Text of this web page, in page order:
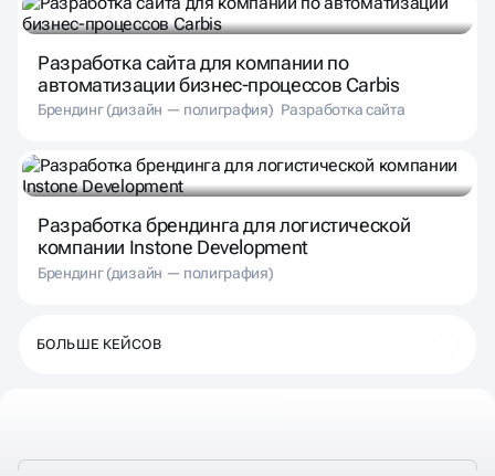
Разработка сайта для компании по
автоматизации бизнес-процессов Carbis
Брендинг (дизайн — полиграфия) Разработка сайта
Разработка брендинга для логистической
компании Instone Development
Брендинг (дизайн — полиграфия)
БОЛЬШЕ КЕЙСОВ